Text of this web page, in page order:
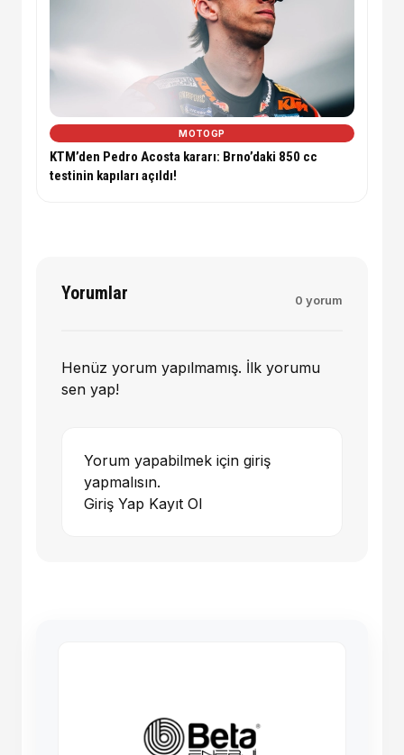
MOTOGP
KTM’den Pedro Acosta kararı: Brno’daki 850 cc
testinin kapıları açıldı!
Yorumlar 0 yorum
Henüz yorum yapılmamış. İlk yorumu
sen yap!
Yorum yapabilmek için giriş
yapmalısın.
Giriş Yap Kayıt Ol